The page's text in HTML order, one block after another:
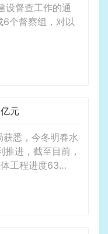
设督查工作的通
6个督察组，对以
元
获悉，今冬明春水
进，截至目前，
工程进度63…